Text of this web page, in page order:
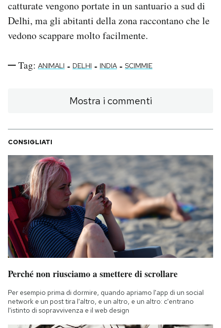
catturate vengono portate in un santuario a sud di
Delhi, ma gli abitanti della zona raccontano che le
vedono scappare molto facilmente.
Tag: ANIMALI - DELHI - INDIA - SCIMMIE
Mostra i commenti
CONSIGLIATI
Perché non riusciamo a smettere di scrollare
Per esempio prima di dormire, quando apriamo l'app di un social
network e un post tira l'altro, e un altro, e un altro: c'entrano
l'istinto di sopravvivenza e il web design